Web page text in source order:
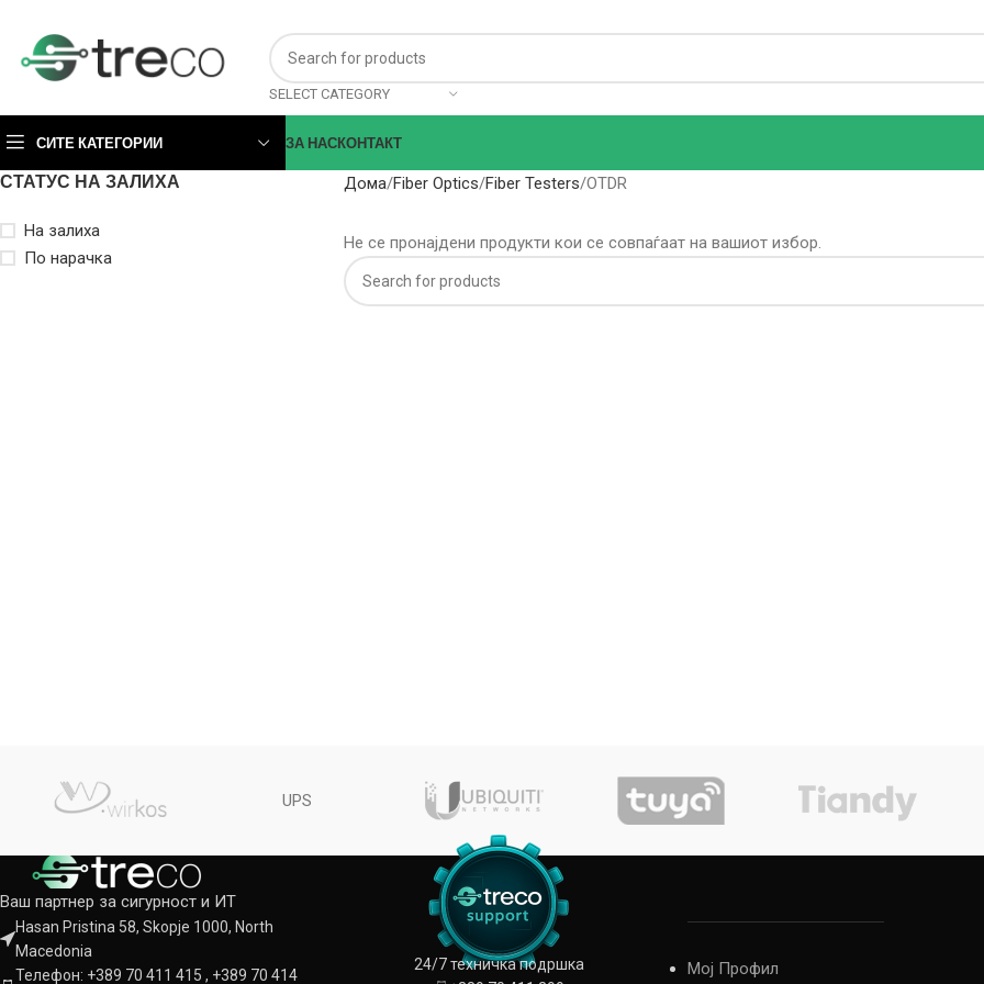
SELECT CATEGORY
СИТЕ КАТЕГОРИИ ЗА НАСКОНТАКТ
СТАТУС НА ЗАЛИХА
На залиха
По нарачка
Дома Fiber Optics Fiber Testers OTDR
Не се пронајдени продукти кои се совпаѓаат на вашиот избор.
UPS
Ваш партнер за сигурност и ИТ
Hasan Pristina 58, Skopje 1000, North
Macedonia
Телефон: +389 70 411 415 , +389 70 414
24/7 техничка подршка
Мој Профил